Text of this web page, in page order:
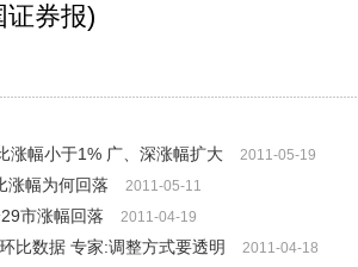
券报)
涨幅小于1% 广、深涨幅扩大
2011-05-19
涨幅为何回落 2011-05-11
市涨幅回落 2011-04-19
比数据 专家:调整方式要透明 2011-04-18